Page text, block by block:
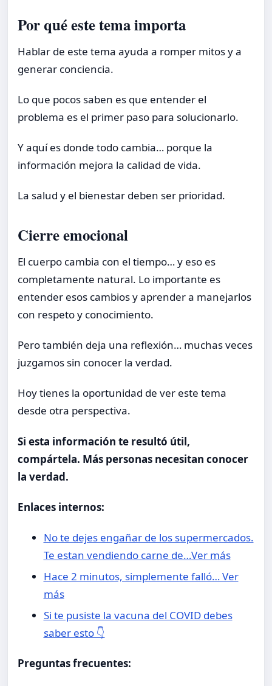
Por qué este tema importa
Hablar de este tema ayuda a romper mitos y a
generar conciencia.
Lo que pocos saben es que entender el
problema es el primer paso para solucionarlo.
Y aquí es donde todo cambia… porque la
información mejora la calidad de vida.
La salud y el bienestar deben ser prioridad.
Cierre emocional
El cuerpo cambia con el tiempo… y eso es
completamente natural. Lo importante es
entender esos cambios y aprender a manejarlos
con respeto y conocimiento.
Pero también deja una reflexión… muchas veces
juzgamos sin conocer la verdad.
Hoy tienes la oportunidad de ver este tema
desde otra perspectiva.
Si esta información te resultó útil,
compártela. Más personas necesitan conocer
la verdad.
Enlaces internos:
No te dejes engañar de los supermercados.
Te estan vendiendo carne de…Ver más
Hace 2 minutos, simplemente falló… Ver
más
Si te pusiste la vacuna del COVID debes
saber esto 👇
Preguntas frecuentes: